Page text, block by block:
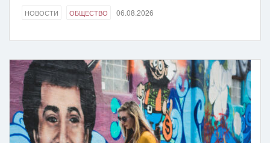
НОВОСТИ ОБЩЕСТВО 06.08.2026